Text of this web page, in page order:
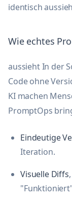
identisch
Wie echtes
aussieht In der
Code ohne
KI machen
PromptOps
Eindeutige
Iteration.
Visuelle Diffs